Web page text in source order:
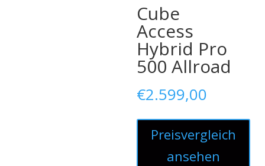
Cube
Access
Hybrid Pro
500 Allroad
€2.599,00
Preisvergleich
ansehen